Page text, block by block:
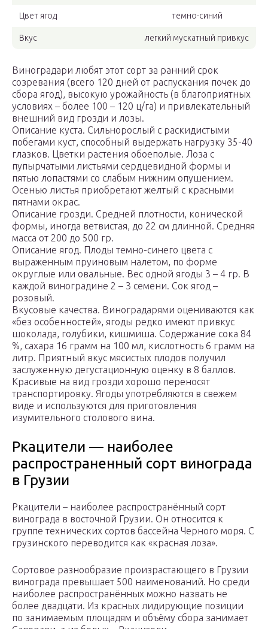
Цвет ягод темно-синий
Вкус легкий мускатный привкус
Виноградари любят этот сорт за ранний срок
созревания (всего 120 дней от распускания почек до
сбора ягод), высокую урожайность (в благоприятных
условиях – более 100 – 120 ц/га) и привлекательный
внешний вид грозди и лозы.
Описание куста. Сильнорослый с раскидистыми
побегами куст, способный выдержать нагрузку 35-40
глазков. Цветки растения обоеполые. Лоза с
пупырчатыми листьями сердцевидной формы и
пятью лопастями со слабым нижним опушением.
Осенью листья приобретают желтый с красными
пятнами окрас.
Описание грозди. Средней плотности, конической
формы, иногда ветвистая, до 22 см длинной. Средняя
масса от 200 до 500 гр.
Описание ягод. Плоды темно-синего цвета с
выраженным пруиновым налетом, по форме
округлые или овальные. Вес одной ягоды 3 – 4 гр. В
каждой виноградине 2 – 3 семени. Сок ягод –
розовый.
Вкусовые качества. Виноградарями оцениваются как
«без особенностей», ягоды редко имеют привкус
шоколада, голубики, кишмиша. Содержание сока 84
%, сахара 16 грамм на 100 мл, кислотность 6 грамм на
литр. Приятный вкус мясистых плодов получил
заслуженную дегустационную оценку в 8 баллов.
Красивые на вид грозди хорошо переносят
транспортировку. Ягоды употребляются в свежем
виде и используются для приготовления
изумительного столового вина.
Ркацители — наиболее
распространенный сорт винограда
в Грузии
Ркацители – наиболее распространённый сорт
винограда в восточной Грузии. Он относится к
группе технических сортов бассейна Черного моря. С
грузинского переводится как «красная лоза».
Сортовое разнообразие произрастающего в Грузии
винограда превышает 500 наименований. Но среди
наиболее распространённых можно назвать не
более двадцати. Из красных лидирующие позиции
по занимаемым площадям и объёму сбора занимает